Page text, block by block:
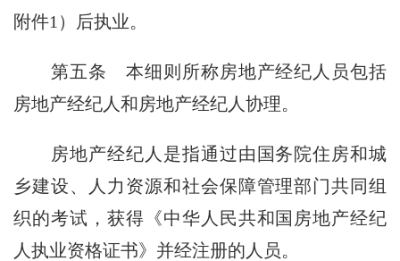
附件1）后执业。
第五条 本细则所称房地产经纪人员包括
房地产经纪人和房地产经纪人协理。
房地产经纪人是指通过由国务院住房和城
乡建设、人力资源和社会保障管理部门共同组
织的考试，获得《中华人民共和国房地产经纪
人执业资格证书》并经注册的人员。